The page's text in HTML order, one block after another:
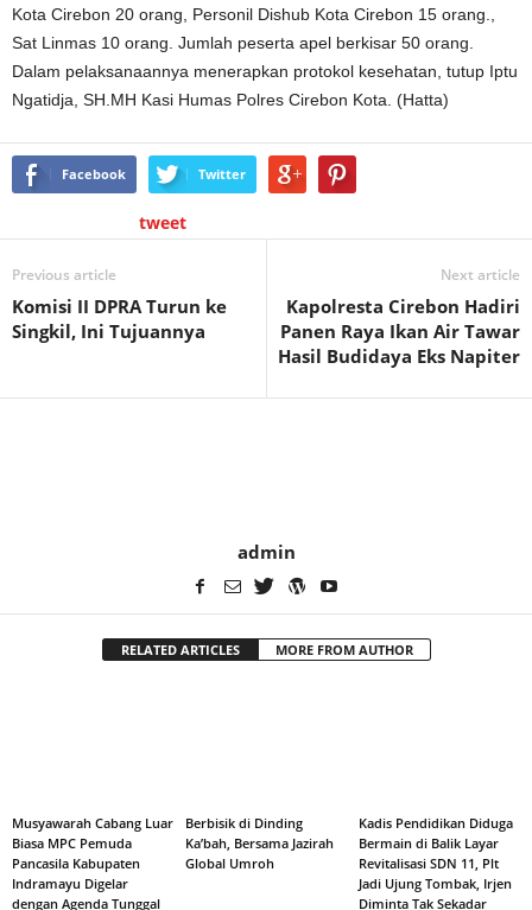
Kota Cirebon 20 orang, Personil Dishub Kota Cirebon 15 orang.,
Sat Linmas 10 orang. Jumlah peserta apel berkisar 50 orang.
Dalam pelaksanaannya menerapkan protokol kesehatan, tutup Iptu
Ngatidja, SH.MH Kasi Humas Polres Cirebon Kota. (Hatta)
Facebook Twitter
tweet
Previous article
Komisi II DPRA Turun ke
Singkil, Ini Tujuannya
Next article
Kapolresta Cirebon Hadiri
Panen Raya Ikan Air Tawar
Hasil Budidaya Eks Napiter
admin
RELATED ARTICLES MORE FROM AUTHOR
Musyawarah Cabang Luar
Biasa MPC Pemuda
Pancasila Kabupaten
Indramayu Digelar
dengan Agenda Tunggal
Berbisik di Dinding
Ka’bah, Bersama Jazirah
Global Umroh
Kadis Pendidikan Diduga
Bermain di Balik Layar
Revitalisasi SDN 11, Plt
Jadi Ujung Tombak, Irjen
Diminta Tak Sekadar